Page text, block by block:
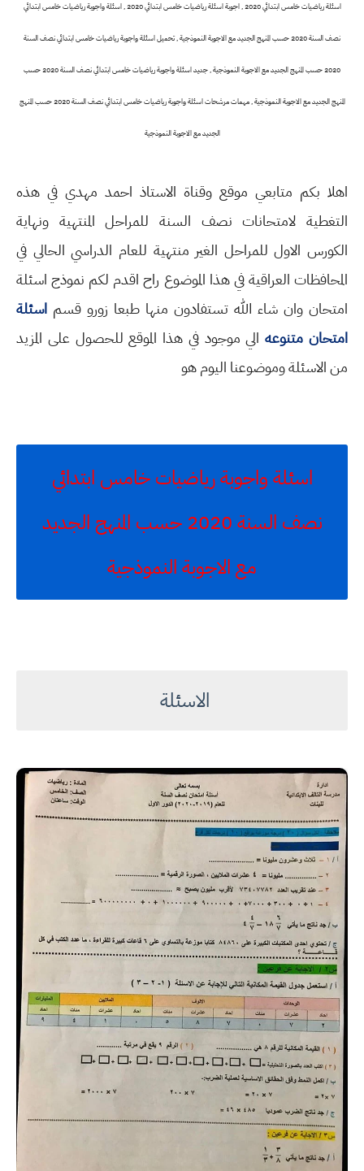
اسئلة رياضيات خامس ابتدائي 2020 , اجوبة اسئلة رياضيات خامس ابتدائي 2020 , اسئلة واجوبة رياضيات خامس ابتدائي
نصف السنة 2020 حسب المنهج الجديد مع الاجوبة النموذجية , تحميل اسئلة واجوبة رياضيات خامس ابتدائي نصف السنة
2020 حسب المنهج الجديد مع الاجوبة النموذجية , جديد اسئلة واجوبة رياضيات خامس ابتدائي نصف السنة 2020 حسب
المنهج الجديد مع الاجوبة النموذجية , مهمات مرشحات اسئلة واجوبة رياضيات خامس ابتدائي نصف السنة 2020 حسب المنهج
الجديد مع الاجوبة النموذجية
اهلا بكم متابعي موقع وقناة الاستاذ احمد مهدي في هذه
التغطية لامتحانات نصف السنة للمراحل المنتهية ونهاية
الكورس الاول للمراحل الغير منتهية للعام الدراسي الحالي في
المحافظات العراقية في هذا الموضوع راح اقدم لكم نموذج اسئلة
امتحان وان شاء الله تستفادون منها طبعا زورو قسم اسئلة
امتحان متنوعهالي موجود في هذا الموقع للحصول على المزيد
من الاسئلة وموضوعنا اليوم هو
اسئلة واجوبة رياضيات خامس ابتدائي
نصف السنة 2020 حسب المنهج الجديد
مع الاجوبة النموذجية
الاسئلة